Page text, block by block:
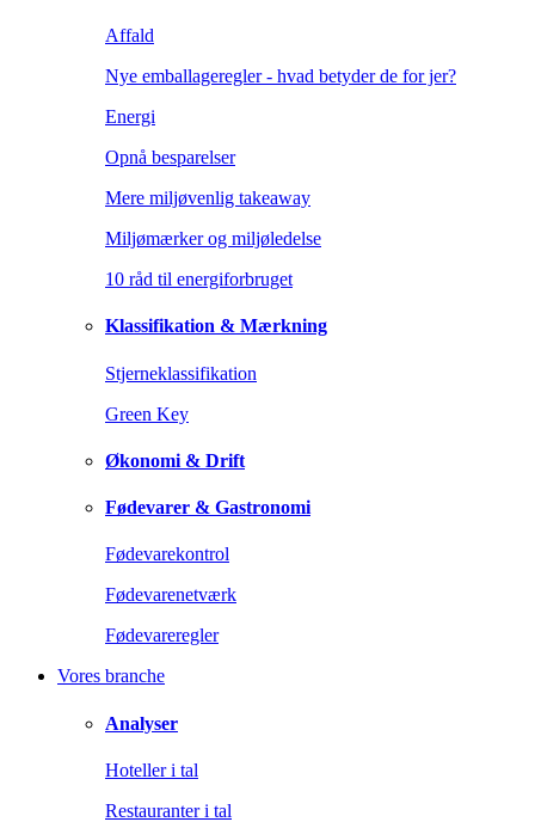
Affald
Nye emballageregler - hvad betyder de for jer?
Energi
Opnå besparelser
Mere miljøvenlig takeaway
Miljømærker og miljøledelse
10 råd til energiforbruget
Klassifikation & Mærkning
Stjerneklassifikation
Green Key
Økonomi & Drift
Fødevarer & Gastronomi
Fødevarekontrol
Fødevarenetværk
Fødevareregler
Vores branche
Analyser
Hoteller i tal
Restauranter i tal